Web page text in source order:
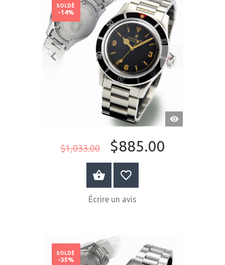
APERÇU
RAPIDE
$1,033.00 $885.00
SOLDÉ
-14%
ACHETER MAINTENANT
Écrire un avis
SOLDÉ
-35%